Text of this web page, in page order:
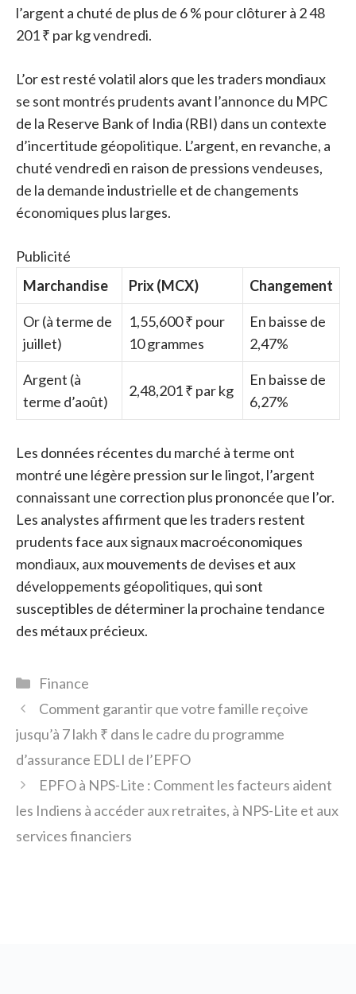
l’argent a chuté de plus de 6 % pour clôturer à 2 48
201 ₹ par kg vendredi.
L’or est resté volatil alors que les traders mondiaux
se sont montrés prudents avant l’annonce du MPC
de la Reserve Bank of India (RBI) dans un contexte
d’incertitude géopolitique. L’argent, en revanche, a
chuté vendredi en raison de pressions vendeuses,
de la demande industrielle et de changements
économiques plus larges.
Publicité
Marchandise
Prix ​​(MCX) Changement
Or (à terme de
juillet)
1,55,600 ₹ pour
10 grammes
En baisse de
2,47%
Argent (à
terme d’août)
2,48,201 ₹ par kg
En baisse de
6,27%
Les données récentes du marché à terme ont
montré une légère pression sur le lingot, l’argent
connaissant une correction plus prononcée que l’or.
Les analystes affirment que les traders restent
prudents face aux signaux macroéconomiques
mondiaux, aux mouvements de devises et aux
développements géopolitiques, qui sont
susceptibles de déterminer la prochaine tendance
des métaux précieux.
Catégories
Finance
Comment garantir que votre famille reçoive
jusqu’à 7 lakh ₹ dans le cadre du programme
d’assurance EDLI de l’EPFO
EPFO à NPS-Lite : Comment les facteurs aident
les Indiens à accéder aux retraites, à NPS-Lite et aux
services financiers